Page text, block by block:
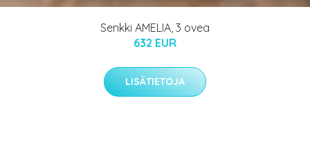
Senkki AMELIA, 3 ovea
632 EUR
LISÄTIETOJA